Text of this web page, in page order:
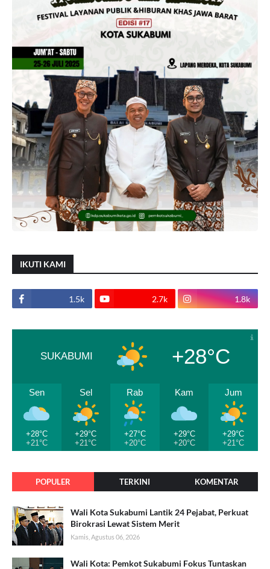
IKUTI KAMI
1.5k 2.7k 1.8k
SUKABUMI +28°C
Sen
+28°C
+21°C
Sel
+29°C
+21°C
Rab
+27°C
+20°C
Kam
+29°C
+20°C
Jum
+29°C
+21°C
POPULER TERKINI KOMENTAR
Wali Kota Sukabumi Lantik 24 Pejabat, Perkuat
Birokrasi Lewat Sistem Merit
Kamis, Agustus 06, 2026
Wali Kota: Pemkot Sukabumi Fokus Tuntaskan